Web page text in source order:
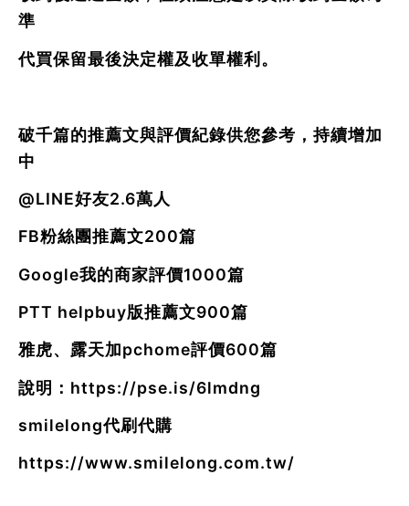
準
代買保留最後決定權及收單權利。
破千篇的推薦文與評價紀錄供您參考，持續增加
中
@LINE好友2.6萬人
FB粉絲團推薦文200篇
Google我的商家評價1000篇
PTT helpbuy版推薦文900篇
雅虎、露天加pchome評價600篇
說明： https://pse.is/6lmdng
smilelong代刷代購
https://www.smilelong.com.tw/